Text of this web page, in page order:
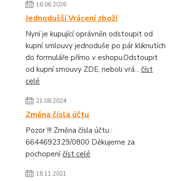
16.06.2026
Jednodušší Vrácení zboží
Nyní je kupující oprávněn odstoupit od
kupní smlouvy jednoduše po pár kliknutích
do formuláře přímo v eshopu.Odstoupit
od kupní smouvy ZDE, neboli vrá... číst
celé
21.08.2024
Změna čísla účtu
Pozor !!! Změna čísla účtu :
6644692329/0800 Děkujeme za
pochopeníčíst celé
18.11.2021